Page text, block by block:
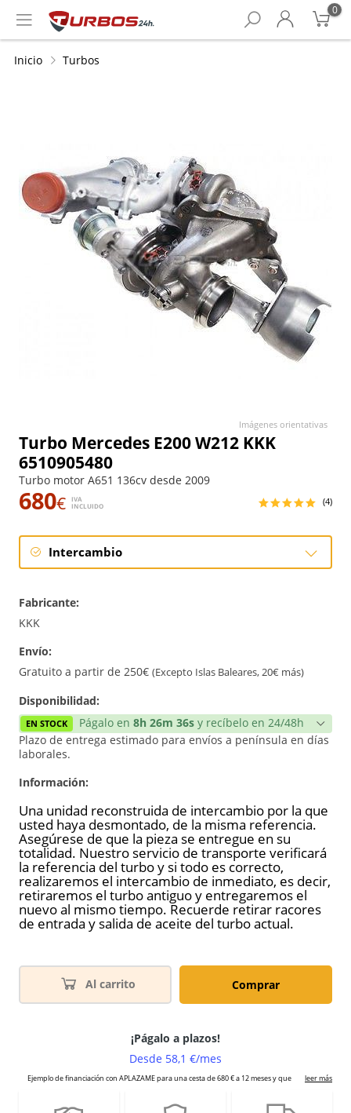
0
Inicio Turbos
Turbo Mercedes E200 W212 KKK
6510905480
Turbo motor A651 136cv desde 2009
680€
IVA
INCLUIDO
(4)
Intercambio
Fabricante:
KKK
Envío:
Gratuito a partir de 250€ (Excepto Islas Baleares, 20€ más)
Disponibilidad:
EN STOCK Págalo en 8h 26m 36s y recíbelo en 24/48h
Plazo de entrega estimado para envíos a península en días
laborales.
Información:
Una unidad reconstruida de intercambio por la que
usted haya desmontado, de la misma referencia.
Asegúrese de que la pieza se entregue en su
totalidad. Nuestro servicio de transporte verificará
la referencia del turbo y si todo es correcto,
realizaremos el intercambio de inmediato, es decir,
retiraremos el turbo antiguo y entregaremos el
nuevo al mismo tiempo. Recuerde retirar racores
de entrada y salida de aceite del turbo actual.
Al carrito Comprar
Imágenes orientativas